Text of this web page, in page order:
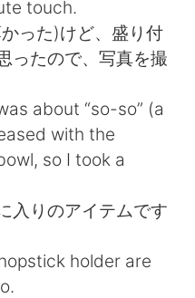
touch.
った)けど、盛り付
ったので、写真を撮
about “so-so” (a
with the
so I took a
入りのアイテムです
holder are